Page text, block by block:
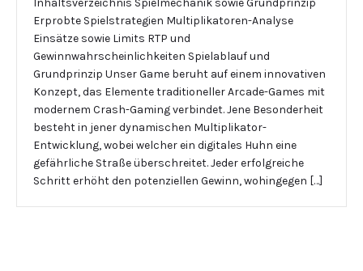
Erprobte Spielstrategien Multiplikatoren-Analyse
Einsätze sowie Limits RTP und
Gewinnwahrscheinlichkeiten Spielablauf und
Grundprinzip Unser Game beruht auf einem innovativen
Konzept, das Elemente traditioneller Arcade-Games mit
modernem Crash-Gaming verbindet. Jene Besonderheit
besteht in jener dynamischen Multiplikator-
Entwicklung, wobei welcher ein digitales Huhn eine
gefährliche Straße überschreitet. Jeder erfolgreiche
Schritt erhöht den potenziellen Gewinn, wohingegen […]